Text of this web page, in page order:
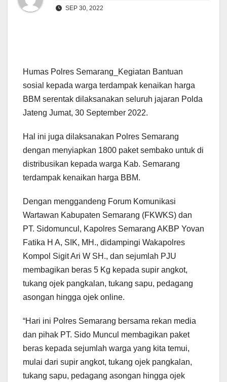
SEP 30, 2022
Humas Polres Semarang_Kegiatan Bantuan
sosial kepada warga terdampak kenaikan harga
BBM serentak dilaksanakan seluruh jajaran Polda
Jateng Jumat, 30 September 2022.
Hal ini juga dilaksanakan Polres Semarang
dengan menyiapkan 1800 paket sembako untuk di
distribusikan kepada warga Kab. Semarang
terdampak kenaikan harga BBM.
Dengan menggandeng Forum Komunikasi
Wartawan Kabupaten Semarang (FKWKS) dan
PT. Sidomuncul, Kapolres Semarang AKBP Yovan
Fatika H A, SIK, MH., didampingi Wakapolres
Kompol Sigit Ari W SH., dan sejumlah PJU
membagikan beras 5 Kg kepada supir angkot,
tukang ojek pangkalan, tukang sapu, pedagang
asongan hingga ojek online.
“Hari ini Polres Semarang bersama rekan media
dan pihak PT. Sido Muncul membagikan paket
beras kepada sejumlah warga yang kita temui,
mulai dari supir angkot, tukang ojek pangkalan,
tukang sapu, pedagang asongan hingga ojek